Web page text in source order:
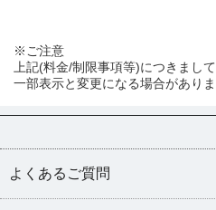
※ご注意
上記(料金/制限事項等)につきまし
一部表示と変更になる場合があり
よくあるご質問